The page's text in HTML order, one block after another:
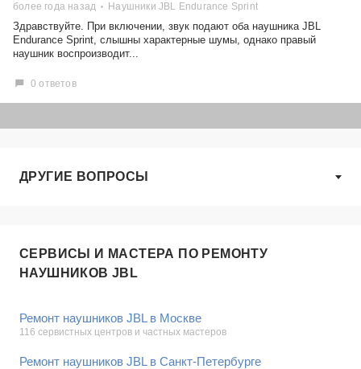
более года назад Наушники JBL Endurance Sprint
Здравствуйте. При включении, звук подают оба наушника JBL
Endurance Sprint, слышны характерные шумы, однако правый
наушник воспроизводит...
0 ответов
ДРУГИЕ ВОПРОСЫ
СЕРВИСЫ И МАСТЕРА ПО РЕМОНТУ
НАУШНИКОВ JBL
Ремонт наушников JBL в Москве
116 сервистных центров и частных мастеров
Ремонт наушников JBL в Санкт-Петербурге